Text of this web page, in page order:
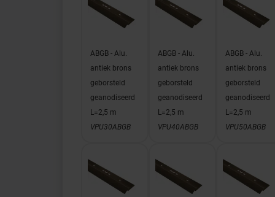
ABGB - Alu.
antiek brons
geborsteld
geanodiseerd
L=2,5 m
VPU30ABGB
ABGB - Alu.
antiek brons
geborsteld
geanodiseerd
L=2,5 m
VPU40ABGB
ABGB - Alu.
antiek brons
geborsteld
geanodiseerd
L=2,5 m
VPU50ABGB